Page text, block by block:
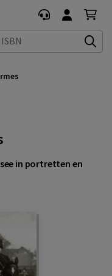
in portretten en